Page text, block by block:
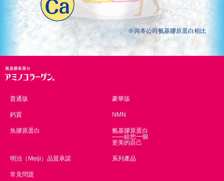
※與本公司氨基膠原蛋白相比
普通版 豪華版
鈣質 NMN
魚膠原蛋白
氨基膠原蛋白
——給您一個
更美的自己
明治（Meiji）品質承諾 系列產品
常見問題